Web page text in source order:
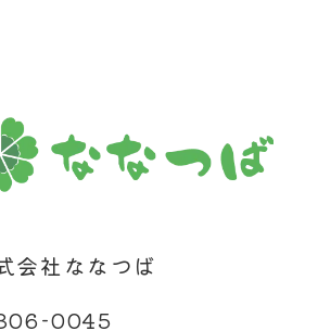
会社ななつば
0045